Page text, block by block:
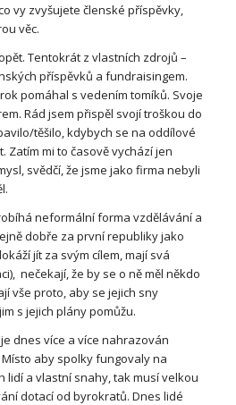
vy zvyšujete členské příspěvky,
věc.
Tentokrát z vlastních zdrojů –
příspěvků a fundraisingem.
pomáhal s vedením tomíků. Svoje
Rád jsem přispěl svojí troškou do
těšilo, kdybych se na oddílové
Zatím mi to časově vychází jen
svědčí, že jsme jako firma nebyli
neformální forma vzdělávání a
dobře za první republiky jako
jít za svým cílem, mají svá
nečekají, že by se o ně měl někdo
vše proto, aby se jejich sny
s jejich plány pomůžu.
dnes více a více nahrazován
aby spolky fungovaly na
lidí a vlastní snahy, tak musí velkou
dotací od byrokratů. Dnes lidé